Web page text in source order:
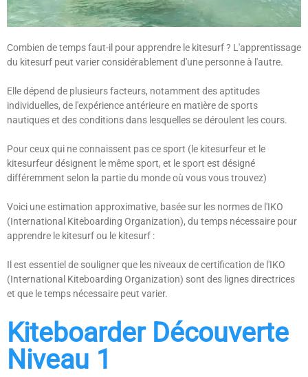
Combien de temps faut-il pour apprendre le kitesurf ? L'apprentissage
du kitesurf peut varier considérablement d'une personne à l'autre.
Elle dépend de plusieurs facteurs, notamment des aptitudes
individuelles, de l'expérience antérieure en matière de sports
nautiques et des conditions dans lesquelles se déroulent les cours.
Pour ceux qui ne connaissent pas ce sport (le kitesurfeur et le
kitesurfeur désignent le même sport, et le sport est désigné
différemment selon la partie du monde où vous vous trouvez)
Voici une estimation approximative, basée sur les normes de l'IKO
(International Kiteboarding Organization), du temps nécessaire pour
apprendre le kitesurf ou le kitesurf :
Il est essentiel de souligner que les niveaux de certification de l'IKO
(International Kiteboarding Organization) sont des lignes directrices
et que le temps nécessaire peut varier.
Kiteboarder Découverte
Niveau 1